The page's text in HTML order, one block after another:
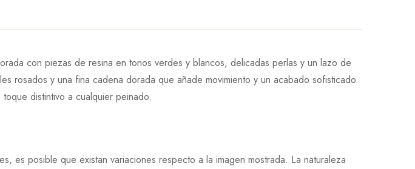
con piezas de resina en tonos verdes y blancos, delicadas perlas y un lazo de
rosados y una fina cadena dorada que añade movimiento y un acabado sofisticado.
distintivo a cualquier peinado.
es posible que existan variaciones respecto a la imagen mostrada. La naturaleza